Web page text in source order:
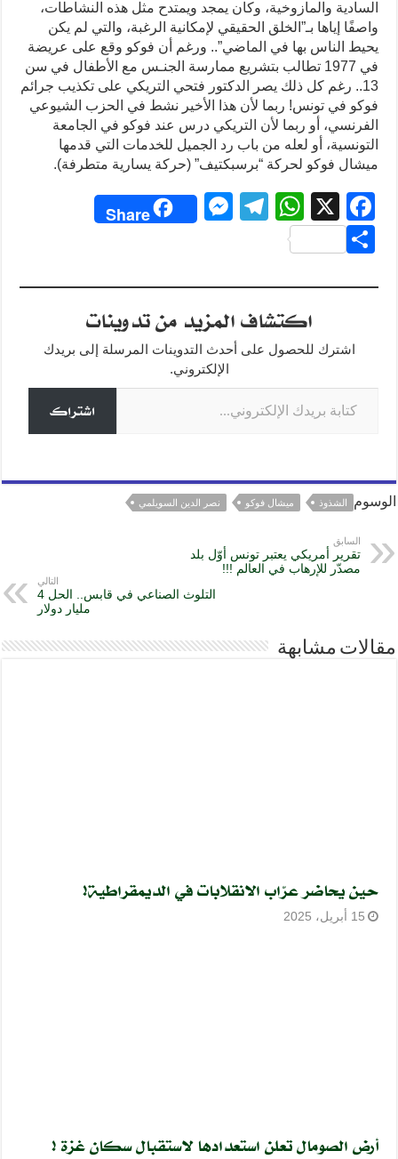
السادية والمازوخية، وكان يمجد ويمتدح مثل هذه النشاطات،
واصفًا إياها بـ”الخلق الحقيقي لإمكانية الرغبة، والتي لم يكن
يحيط الناس بها في الماضي”.. ورغم أن فوكو وقع على عريضة
في 1977 تطالب بتشريع ممارسة الجنـس مع الأطفال في سن
13.. رغم كل ذلك يصر الدكتور فتحي التريكي على تكذيب جرائم
فوكو في تونس! ربما لأن هذا الأخير نشط في الحزب الشيوعي
الفرنسي، أو ربما لأن التريكي درس عند فوكو في الجامعة
التونسية، أو لعله من باب رد الجميل للخدمات التي قدمها
ميشال فوكو لحركة “برسبكتيف” (حركة يسارية متطرفة).
F
a
c
e
o
k
X
W
s
A
p
T
gr
a
m
M
e
n
g
er
Share
ar
اكتشاف المزيد من تدوينات
اشترك للحصول على أحدث التدوينات المرسلة إلى بريدك
الإلكتروني.
كتابة بريدك الإلكتروني...
اشتراك
الوسوم الشذوذ ميشال فوكو نصر الدين السويلمي
السابق
تقرير أمريكي يعتبر تونس أوّل بلد
مصدّر للإرهاب في العالم !!!
التالي
التلوث الصناعي في قابس.. الحل 4
مليار دولار
مقالات مشابهة
حين يحاضر عرّاب الانقلابات في الديمقراطية!
15 أبريل، 2025
أرض الصومال تعلن استعدادها لاستقبال سكان غزة !